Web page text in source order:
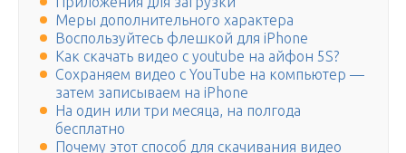
Меры дополнительного характера
Воспользуйтесь флешкой для iPhone
Как скачать видео с youtube на айфон 5S?
Сохраняем видео с YouTube на компьютер —
затем записываем на iPhone
На один или три месяца, на полгода
бесплатно
Почему этот способ для скачивания видео